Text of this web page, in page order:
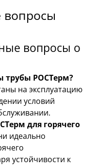
вопросы
вопросы о
трубы РОСТерм?
на эксплуатацию
условий
для горячего
идеально
устойчивости к